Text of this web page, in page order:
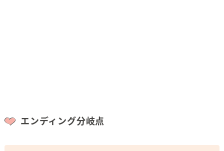
エンディング分岐点